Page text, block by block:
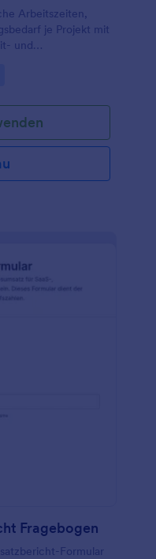
Arbeitszeiten,
je Projekt mit
und
in
Fragebogen
Formular